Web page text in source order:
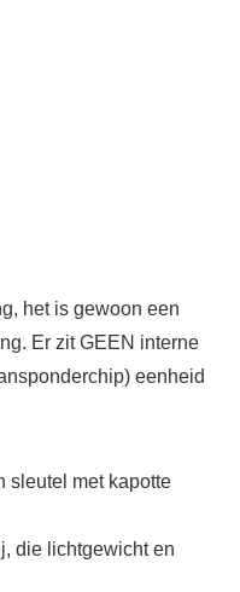
het is gewoon een
Er zit GEEN interne
eenheid
sleutel met kapotte
die lichtgewicht en